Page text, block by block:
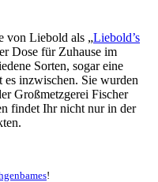
von Liebold als „Liebold’s
Dose für Zuhause im
Sorten, sogar eine
es inzwischen. Sie wurden
Großmetzgerei Fischer
findet Ihr nicht nur in der
!